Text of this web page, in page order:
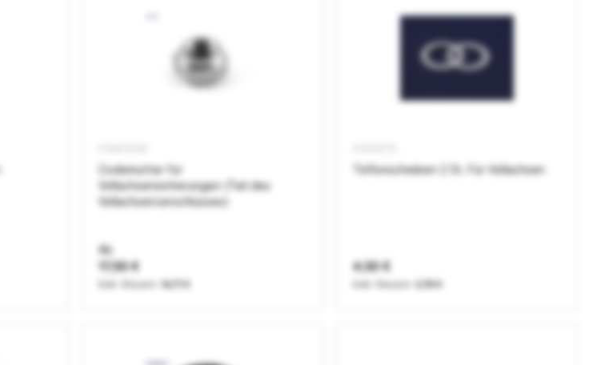
Codemutter für
Vollachsensicherungen (Teil des
Vollachsenverschlusses)
Ab
17,50 €
Teflonscheiben 2 St. Für Vollachsen
4,50 €